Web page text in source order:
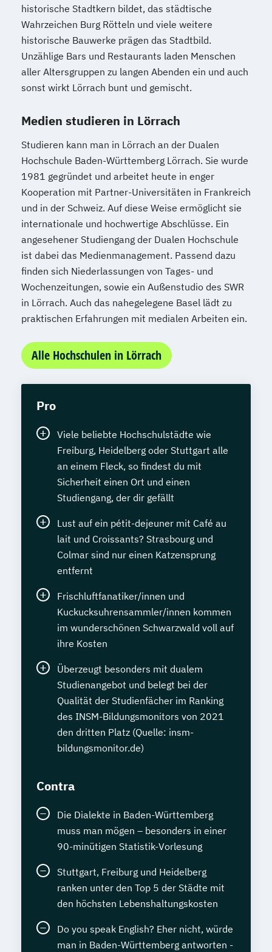
historische Stadtkern bildet, das städtische
Wahrzeichen Burg Rötteln und viele weitere
historische Bauwerke prägen das Stadtbild.
Unzählige Bars und Restaurants laden Menschen
aller Altersgruppen zu langen Abenden ein und auch
sonst wirkt Lörrach bunt und gemischt.
Medien studieren in Lörrach
Studieren kann man in Lörrach an der Dualen
Hochschule Baden-Württemberg Lörrach. Sie wurde
1981 gegründet und arbeitet heute in enger
Kooperation mit Partner-Universitäten in Frankreich
und in der Schweiz. Auf diese Weise ermöglicht sie
internationale und hochwertige Abschlüsse. Ein
angesehener Studiengang der Dualen Hochschule
ist dabei das Medienmanagement. Passend dazu
finden sich Niederlassungen von Tages- und
Wochenzeitungen, sowie ein Außenstudio des SWR
in Lörrach. Auch das nahegelegene Basel lädt zu
praktischen Erfahrungen mit medialen Arbeiten ein.
Alle Hochschulen in Lörrach
Pro
Viele beliebte Hochschulstädte wie
Freiburg, Heidelberg oder Stuttgart alle
an einem Fleck, so findest du mit
Sicherheit einen Ort und einen
Studiengang, der dir gefällt
Lust auf ein pétit-dejeuner mit Café au
lait und Croissants? Strasbourg und
Colmar sind nur einen Katzensprung
entfernt
Frischluftfanatiker/innen und
Kuckucksuhrensammler/innen kommen
im wunderschönen Schwarzwald voll auf
ihre Kosten
Überzeugt besonders mit dualem
Studienangebot und belegt bei der
Qualität der Studienfächer im Ranking
des INSM-Bildungsmonitors von 2021
den dritten Platz (Quelle: insm-
bildungsmonitor.de)
Contra
Die Dialekte in Baden-Württemberg
muss man mögen – besonders in einer
90-minütigen Statistik-Vorlesung
Stuttgart, Freiburg und Heidelberg
ranken unter den Top 5 der Städte mit
den höchsten Lebenshaltungskosten
Do you speak English? Eher nicht, würde
man in Baden-Württemberg antworten -